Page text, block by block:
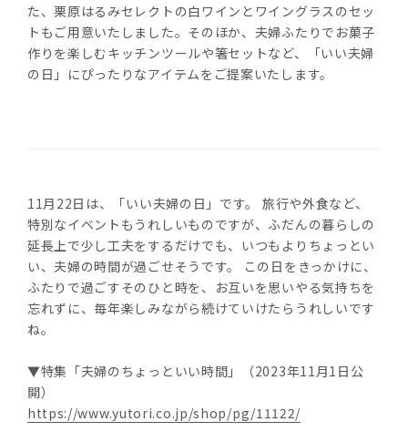
た、栗原はるみセレクトの白ワインとワイングラスのセッ
トもご用意いたしました。そのほか、夫婦ふたりでお菓子
作りを楽しむキッチンツールや箸セットなど、「いい夫婦
の日」にぴったりなアイテムをご提案いたします。
11月22日は、「いい夫婦の日」です。 旅行や外食など、
特別なイベントもうれしいものですが、ふだんの暮らしの
延長上で少し工夫をするだけでも、いつもよりちょっとい
い、夫婦の時間が過ごせそうです。 この日をきっかけに、
ふたりで過ごすそのひと時を、お互いを思いやる気持ちを
忘れずに、毎年楽しみながら続けていけたらうれしいです
ね。
▼特集「夫婦のちょっといい時間」（2023年11月1日公
開）
https://www.yutori.co.jp/shop/pg/11122/